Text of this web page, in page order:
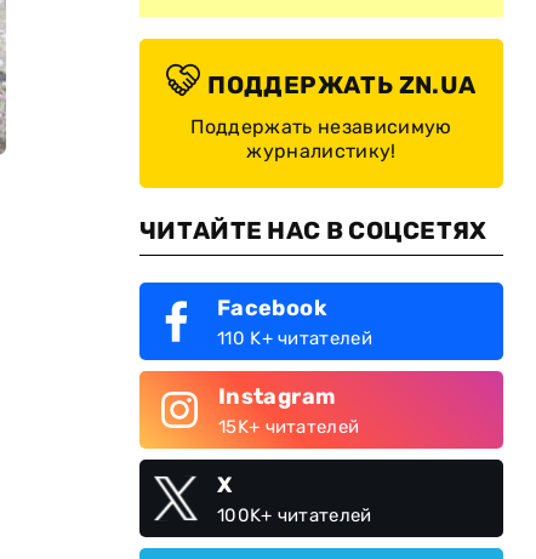
ПОДДЕРЖАТЬ ZN.UA
Поддержать независимую
журналистику!
ЧИТАЙТЕ НАС В СОЦСЕТЯХ
Facebook
110 K+ читателей
Instagram
15K+ читателей
X
100K+ читателей